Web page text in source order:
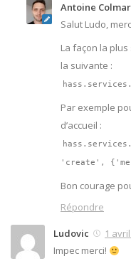
Antoine
Salut Ludo,
La façon la
la suivante :
Par exemple
d’accueil :
'create',
Bon courage
Répondre
Ludovic
1
Impec merci!